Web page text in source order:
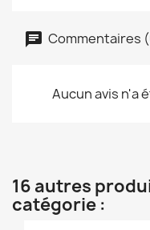
Commentaires
Aucun avis n'a
16 autres
catégorie :